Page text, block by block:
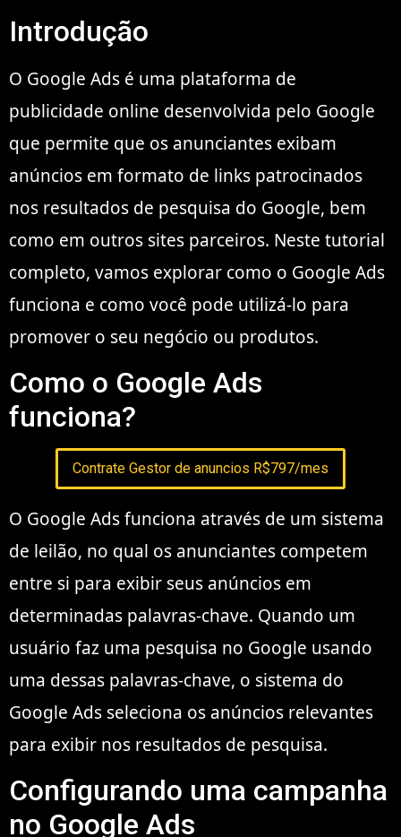
Introdução
O Google Ads é uma plataforma de
publicidade online desenvolvida pelo Google
que permite que os anunciantes exibam
anúncios em formato de links patrocinados
nos resultados de pesquisa do Google, bem
como em outros sites parceiros. Neste tutorial
completo, vamos explorar como o Google Ads
funciona e como você pode utilizá-lo para
promover o seu negócio ou produtos.
Como o Google Ads
funciona?
Contrate Gestor de anuncios R$797/mes
O Google Ads funciona através de um sistema
de leilão, no qual os anunciantes competem
entre si para exibir seus anúncios em
determinadas palavras-chave. Quando um
usuário faz uma pesquisa no Google usando
uma dessas palavras-chave, o sistema do
Google Ads seleciona os anúncios relevantes
para exibir nos resultados de pesquisa.
Configurando uma campanha
no Google Ads